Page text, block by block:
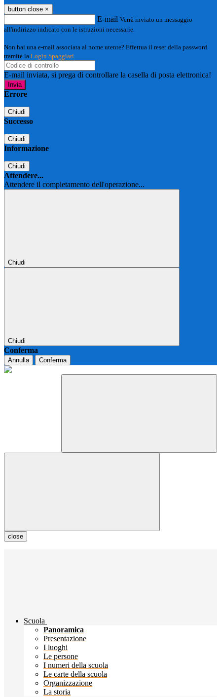
button close ×
E-mail Verrà inviato un messaggio
all'indirizzo indicato con le istruzioni necessarie.
Non hai una e-mail associata al nome utente? Effettua il reset della password
tramite la Login Spaggiari
E-mail inviata, si prega di controllare la casella di posta elettronica!
Errore
Chiudi
Successo
Chiudi
Informazione
Chiudi
Attendere...
Attendere il completamento dell'operazione...
Chiudi
Chiudi
Conferma
Annulla Conferma
close
Scuola
Panoramica
Presentazione
I luoghi
Le persone
I numeri della scuola
Le carte della scuola
Organizzazione
La storia